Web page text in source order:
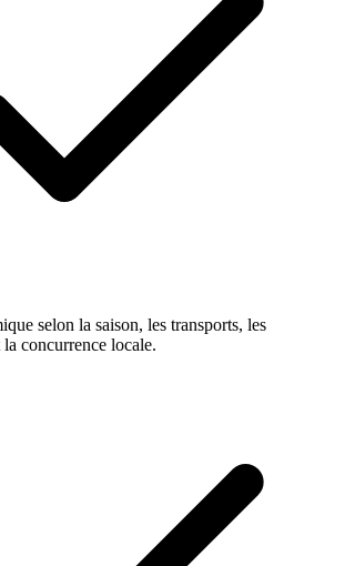
selon la saison, les transports, les
la concurrence locale.